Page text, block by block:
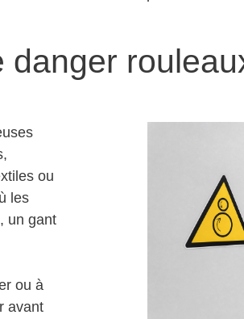
danger
ou
les
un gant
ou à
avant